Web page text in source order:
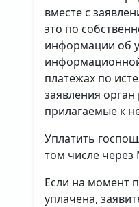
вместе с
это по
информации об
платежах по
заявления
прилагаемые к
Уплатить
том числе
Если на момент
уплачена,